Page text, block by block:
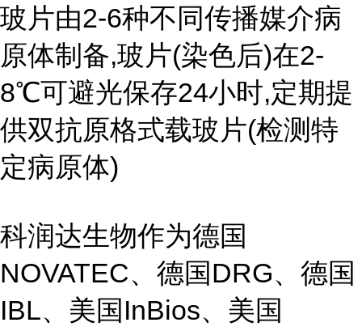
玻片由2-6种不同传播媒介病
原体制备,玻片(染色后)在2-
8℃可避光保存24小时,定期提
供双抗原格式载玻片(检测特
定病原体)
科润达生物作为德国
NOVATEC、德国DRG、德国
IBL、美国InBios、美国